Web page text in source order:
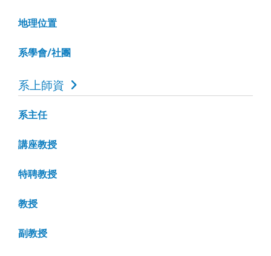
地理位置
系學會/社團
系上師資
系主任
講座教授
特聘教授
教授
副教授